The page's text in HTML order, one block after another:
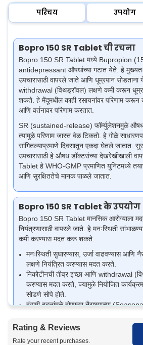
परिचय उपयोग
Bopro 150 SR Tablet ची रचना
Bopro 150 SR Tablet मध्ये Bupropion
antidepressant औषधांच्या गटात येते. हे
उपचारासाठी वापरले जाते आणि धूम्रपान सोडताना
withdrawal (विथड्रॉवल) लक्षणे कमी करून
शकते. हे मेंदूमधील काही रसायनांवर परिणाम करून
आणि वर्तनावर परिणाम करतात.
SR (sustained-release) फॉर्म्युलेशनमुळे
त्यामुळे परिणाम जास्त वेळ टिकतो. हे गोळे
सांगितल्याप्रमाणे दिवसातून एकदा घेतले जातात.
उपचारासाठी हे औषध डॉक्टरांच्या देखरेखीखाली
Tablet हे WHO-GMP प्रमाणित युनिटमध्ये
आणि सुरक्षिततेचे मानक पाळले जातात.
Bopro 150 SR Tablet के उपयोग
Bopro 150 SR Tablet मानसिक आरोग्याला
नियंत्रणासाठी वापरले जाते. हे मनःस्थिती
कमी करण्यास मदत करू शकते.
मनःस्थिती सुधारण्यास, उर्जा वाढवण्यास आणि
लक्षणे नियंत्रित करण्यास मदत करते.
निकोटीनची तीव्र इच्छा आणि withdrawal
करण्यास मदत करते, ज्यामुळे नियोजित
सोडणे सोपे होते.
हंगामी बदलांमुळे होणाऱ्या नैराश्याच्या
काही विशिष्ट रुग्णांमध्ये नैराश्याशी
किंवा काम करण्याची इच्छा नसणे यांसारखी लक्षणे
Rating & Reviews
Rate your recent purchases.